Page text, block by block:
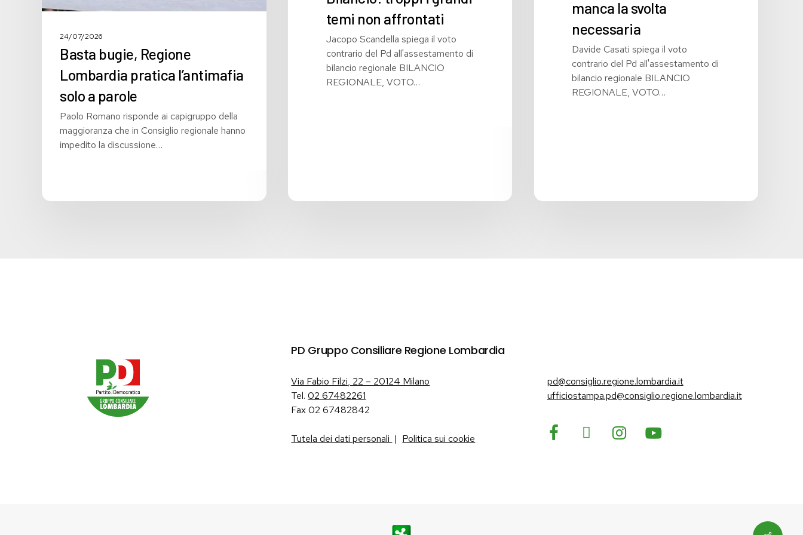
24/07/2026
Basta bugie, Regione
Lombardia pratica l’antimafia
solo a parole
Paolo Romano risponde ai capigruppo della
maggioranza che in Consiglio regionale hanno
impedito la discussione…
temi non affrontati
Jacopo Scandella spiega il voto
contrario del Pd all'assestamento di
bilancio regionale BILANCIO
REGIONALE, VOTO…
manca la svolta
necessaria
Davide Casati spiega il voto
contrario del Pd all'assestamento di
bilancio regionale BILANCIO
REGIONALE, VOTO…
PD Gruppo Consiliare Regione Lombardia
Via Fabio Filzi, 22 – 20124 Milano
Tel.02 67482261
Fax 02 67482842
Tutela dei dati personali | Politica sui cookie
pd@consiglio.regione.lombardia.it
ufficiostampa.pd@consiglio.regione.lombardia.it